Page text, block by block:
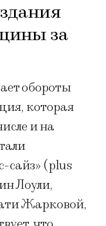
за
обороты
которая
и на
сайз» (plus
Лоули,
Жарковой,